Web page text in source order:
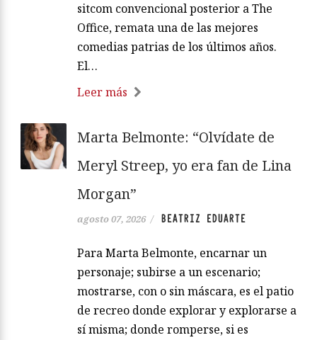
sitcom convencional posterior a The
Office, remata una de las mejores
comedias patrias de los últimos años.
El…
Leer más
Marta Belmonte: “Olvídate de
Meryl Streep, yo era fan de Lina
Morgan”
agosto 07, 2026 / BEATRIZ EDUARTE
Para Marta Belmonte, encarnar un
personaje; subirse a un escenario;
mostrarse, con o sin máscara, es el patio
de recreo donde explorar y explorarse a
sí misma; donde romperse, si es